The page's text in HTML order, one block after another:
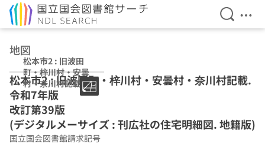
検索を
メ
地図
松本市2 : 旧波田
町・梓川村・安曇
村・奈川村記載
令和7年版 改訂第
39版 (デジタルメ
ーサイズ : 刊広社
の住宅明細図. 地
籍版)
松本市2 : 旧波田町・梓川村・安曇村・奈川村記載.
令和7年版
改訂第39版
(デジタルメーサイズ : 刊広社の住宅明細図. 地籍版)
国立国会図書館請求記号